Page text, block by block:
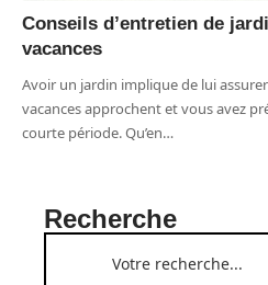
Conseils d’entretien de
vacances
Avoir un jardin implique de lui
vacances approchent et vous avez
courte période. Qu’en…
Recherche